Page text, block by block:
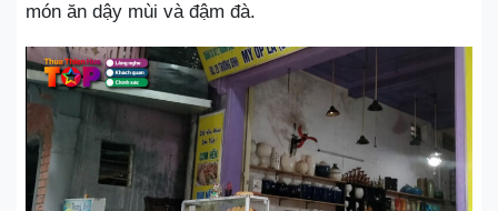
món ăn dậy mùi và đậm đà.